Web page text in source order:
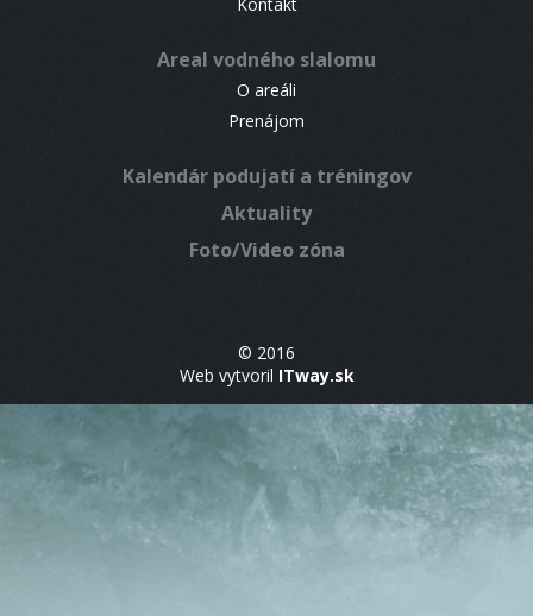
Areal vodného slalomu
O areáli
Prenájom
Kalendár podujatí a tréningov
Aktuality
Foto/Video zóna
© 2016
Web vytvoril ITway.sk